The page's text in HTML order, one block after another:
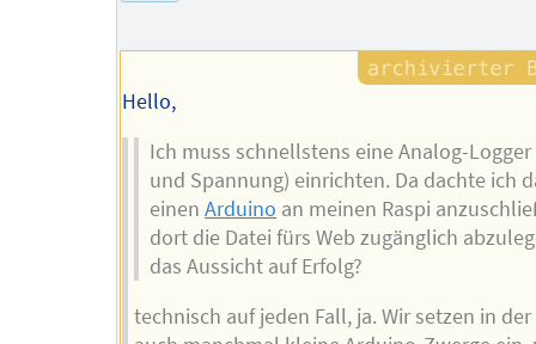
Hello,
Ich muss schnellstens eine Analog-
und Spannung) einrichten. Da dachte ich
einenArduino an meinen Raspi
dort die Datei fürs Web zugänglich
das Aussicht auf Erfolg?
technisch auf jeden Fall, ja. Wir setzen in